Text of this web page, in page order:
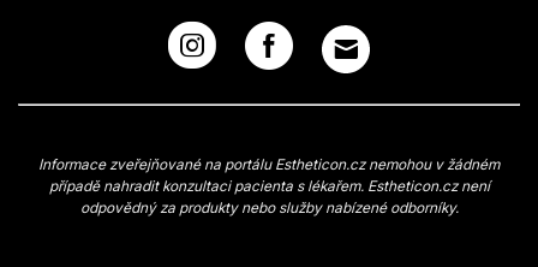
Informace zveřejňované na portálu Estheticon.cz nemohou v žádném
případě nahradit konzultaci pacienta s lékařem. Estheticon.cz není
odpovědný za produkty nebo služby nabízené odborníky.